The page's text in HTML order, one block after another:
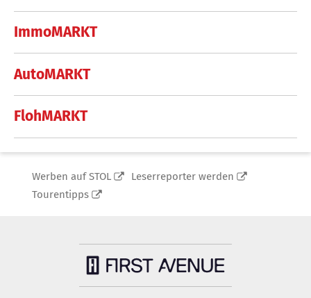
ImmoMARKT
AutoMARKT
FlohMARKT
Werben auf STOL
Leserreporter werden
Tourentipps